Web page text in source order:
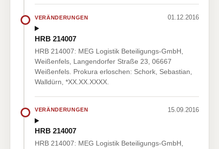
VERÄNDERUNGEN 01.12.2016
HRB 214007
HRB 214007: MEG Logistik Beteiligungs-GmbH,
Weißenfels, Langendorfer Straße 23, 06667
Weißenfels. Prokura erloschen: Schork, Sebastian,
Walldürn, *XX.XX.XXXX.
VERÄNDERUNGEN 15.09.2016
HRB 214007
HRB 214007: MEG Logistik Beteiligungs-GmbH,